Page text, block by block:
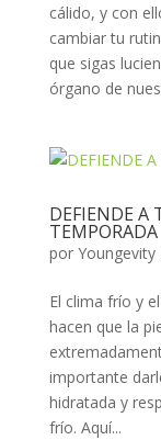
cálido, y con
cambiar tu
que sigas
órgano de
DEFIENDE A
TEMPORADA
por Youngevity
El clima frío y
hacen que la
importante
hidratada y
frío. Aquí...